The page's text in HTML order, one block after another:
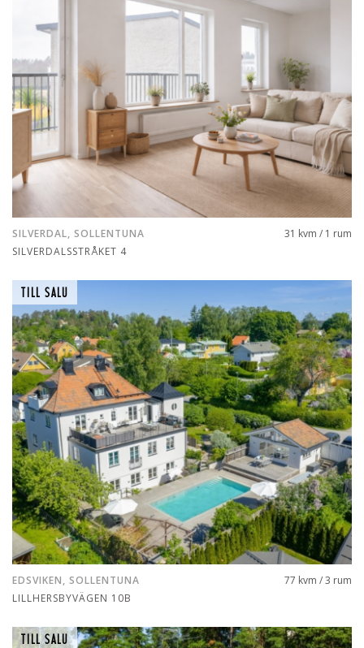
SILVERDAL, SOLLENTUNA
SILVERDALSSTRÅKET 4
31 kvm / 1 rum
TILL SALU
EDSVIKEN, SOLLENTUNA
LILLHERSBYVÄGEN 10B
77 kvm / 3 rum
TILL SALU